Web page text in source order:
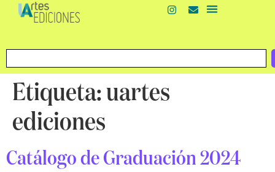
Etiqueta: uartes
ediciones
Catálogo de Graduación 2024